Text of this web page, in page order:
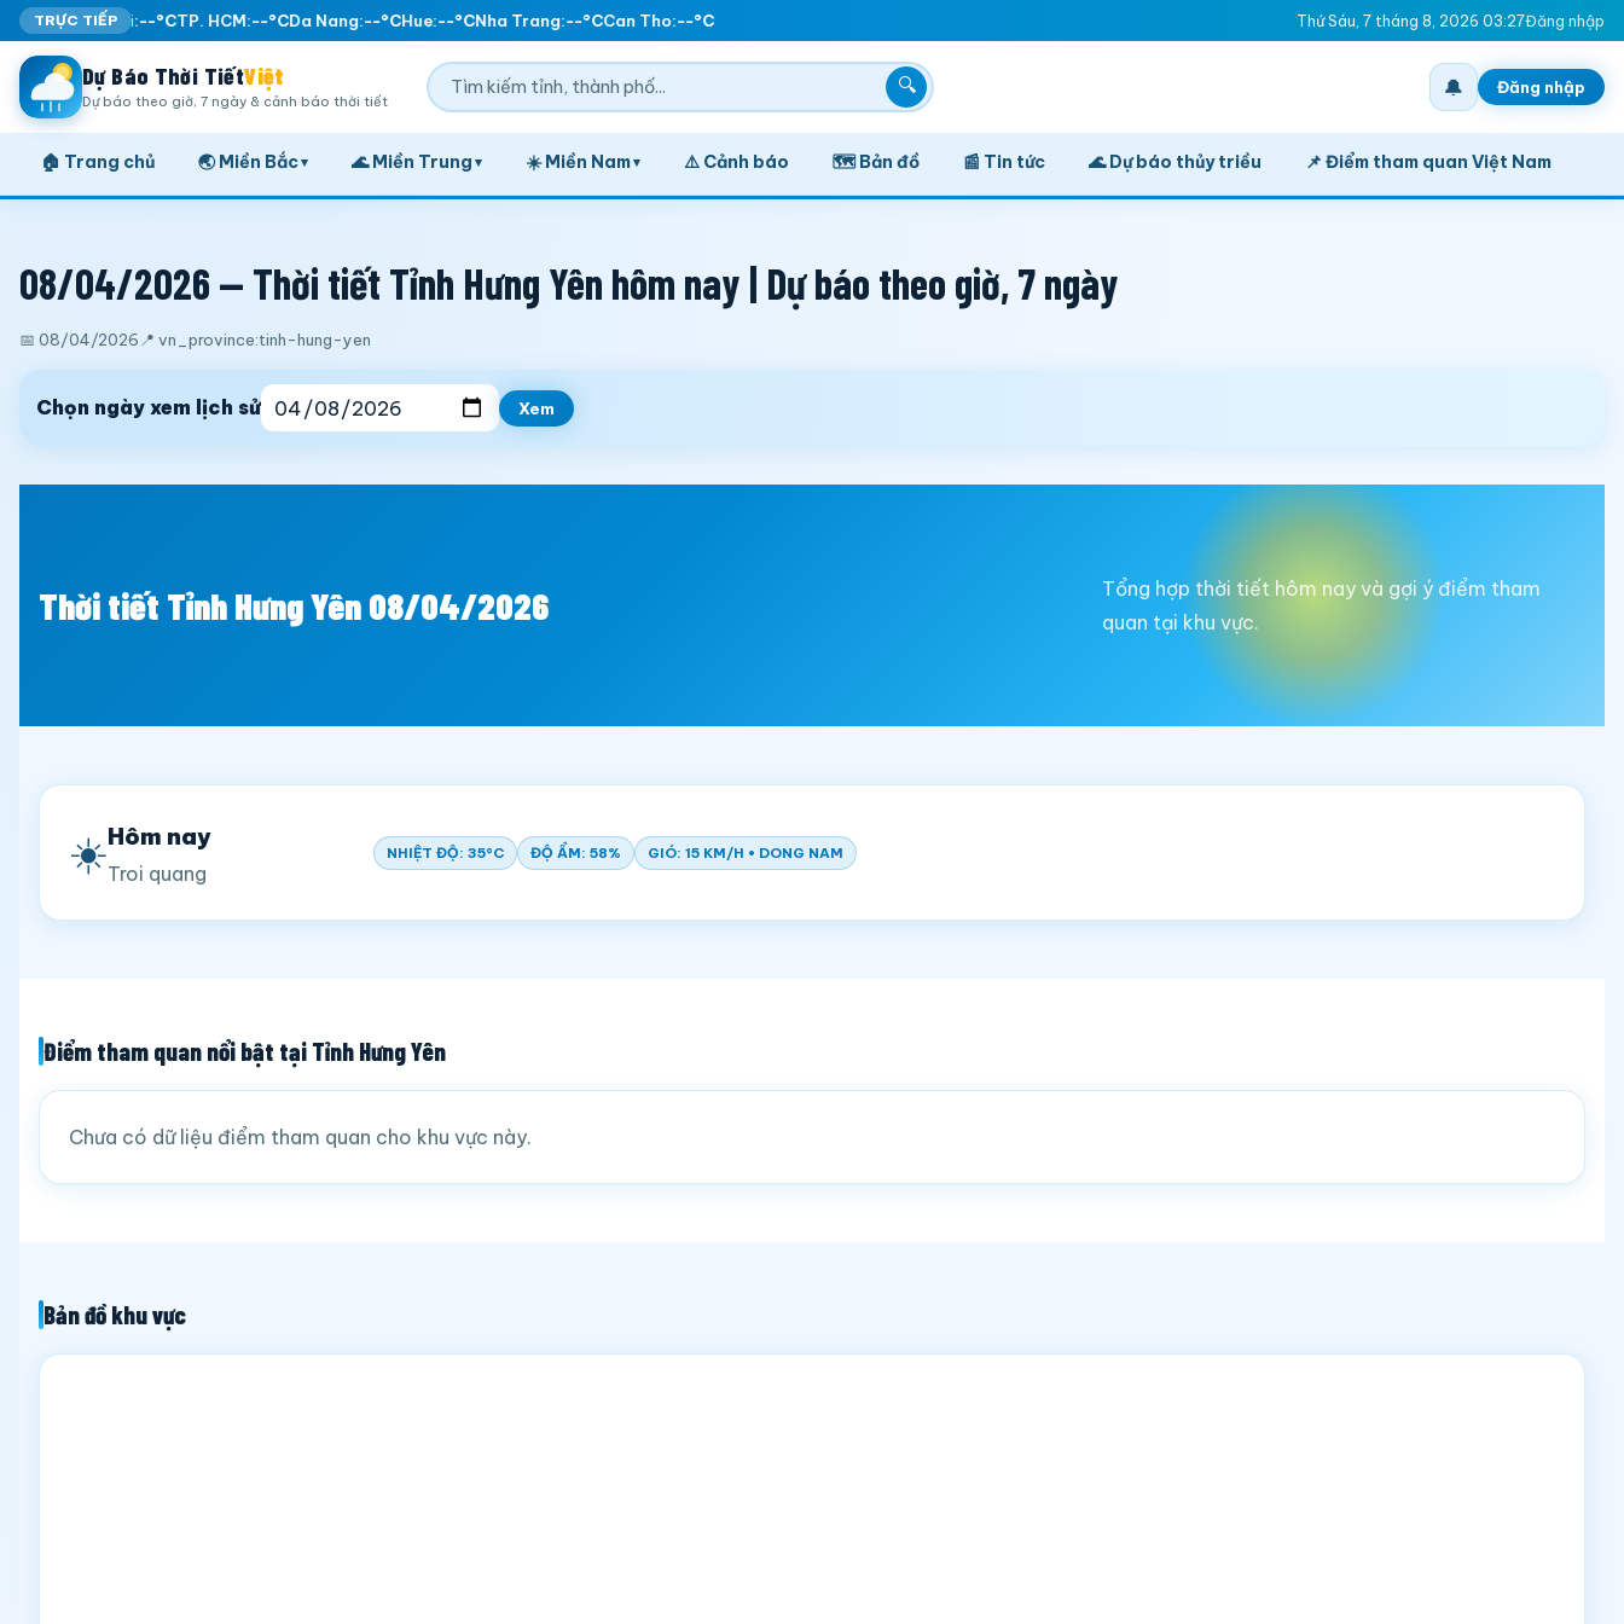
TRỰC TIẾP
Ha Noi:--°CTP. HCM:--°CDa Nang:--°CHue:--°CNha Trang:--°CCan Tho:--°C Thứ Sáu, 7 tháng 8, 2026 03:27Đăng nhập
Dự Báo Thời TiếtViệt
Dự báo theo giờ, 7 ngày & cảnh báo thời tiết
🔍 🔔 Đăng nhập
🏠 Trang chủ 🌏 Miền Bắc▾ 🌊 Miền Trung ▾ ☀️ Miền Nam▾ ⚠️ Cảnh báo 🗺️ Bản đồ 📰 Tin tức 🌊 Dự báo thủy triều 📌 Điểm tham quan Việt Nam
08/04/2026 — Thời tiết Tỉnh Hưng Yên hôm nay | Dự báo theo giờ, 7 ngày
📅 08/04/2026 📍 vn_province:tinh-hung-yen
Chọn ngày xem lịch sử Xem
Thời tiết Tỉnh Hưng Yên 08/04/2026
Tổng hợp thời tiết hôm nay và gợi ý điểm tham
quan tại khu vực.
☀️Hôm nay
Troi quang
NHIỆT ĐỘ: 35°C ĐỘ ẨM: 58% GIÓ: 15 KM/H • DONG NAM
Điểm tham quan nổi bật tại Tỉnh Hưng Yên
Chưa có dữ liệu điểm tham quan cho khu vực này.
Bản đồ khu vực